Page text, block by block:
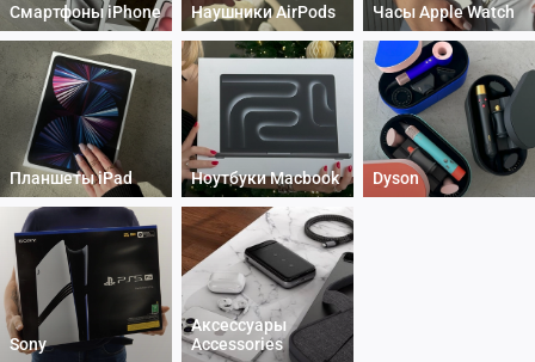
Смартфоны iPhone Наушники AirPods Часы Apple Watch
Планшеты iPad Ноутбуки Macbook Dyson
Sony
Аксессуары
Accessories